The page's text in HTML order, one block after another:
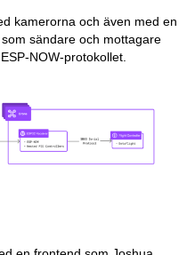
kamerorna och även med en
sändare och mottagare
NOW-protokollet.